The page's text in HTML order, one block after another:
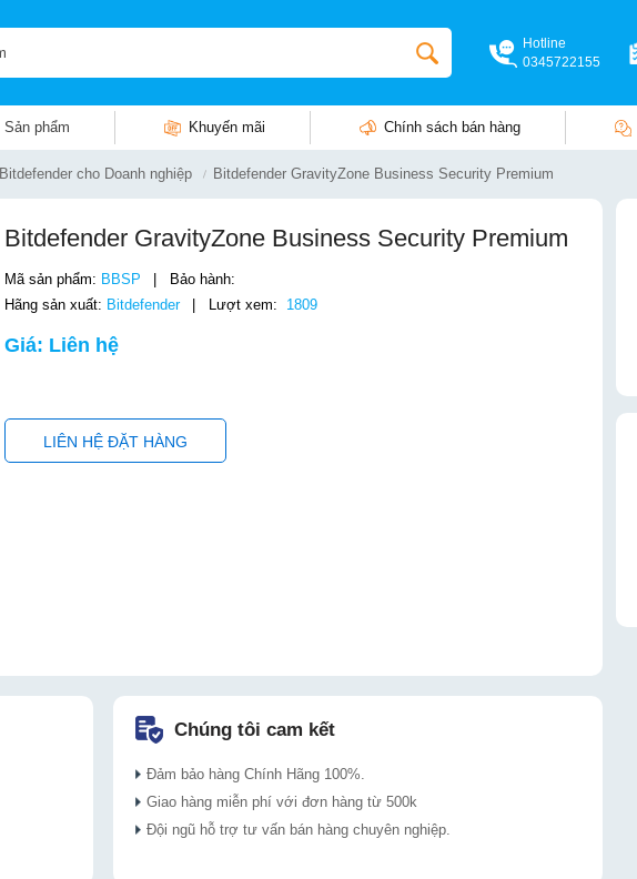
Hotline
0345722155
Sản phẩm Khuyến mãi Chính sách bán hàng
Bitdefender cho Doanh nghiệp Bitdefender GravityZone Business Security Premium
Bitdefender GravityZone Business Security Premium
Mã sản phẩm: BBSP
Bảo hành:
Hãng sản xuất: Bitdefender Lượt xem: 1809
Giá: Liên hệ
LIÊN HỆ ĐẶT HÀNG
Chúng tôi cam kết
Đảm bảo hàng Chính Hãng 100%.
Giao hàng miễn phí với đơn hàng từ 500k
Đội ngũ hỗ trợ tư vấn bán hàng chuyên nghiệp.